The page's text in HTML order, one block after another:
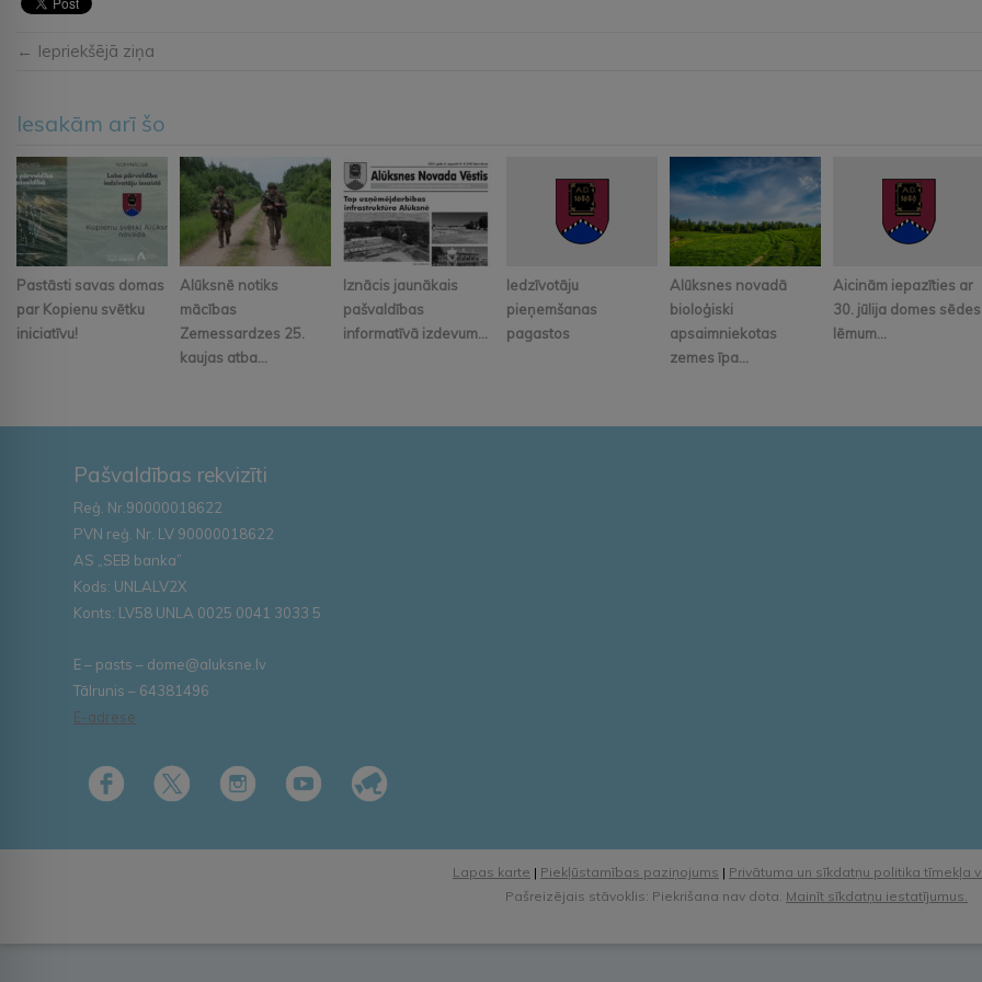
← Iepriekšējā ziņa
Iesakām arī šo
Pastāsti savas domas
par Kopienu svētku
iniciatīvu!
Alūksnē notiks
mācības
Zemessardzes 25.
kaujas atba...
Iznācis jaunākais
pašvaldības
informatīvā izdevum...
Iedzīvotāju
pieņemšanas
pagastos
Alūksnes novadā
bioloģiski
apsaimniekotas
zemes īpa...
Aicinām iepazīties ar
30. jūlija domes sēdes
lēmum...
Pašvaldības rekvizīti
Reģ. Nr.90000018622
PVN reģ. Nr. LV 90000018622
AS „SEB banka”
Kods: UNLALV2X
Konts: LV58 UNLA 0025 0041 3033 5
E – pasts – dome@aluksne.lv
Tālrunis – 64381496
E-adrese
Lapas karte | Piekļūstamības paziņojums | Privātuma un sīkdatņu politika tīmekļa
Pašreizējais stāvoklis: Piekrišana nav dota. Mainīt sīkdatņu iestatījumus.